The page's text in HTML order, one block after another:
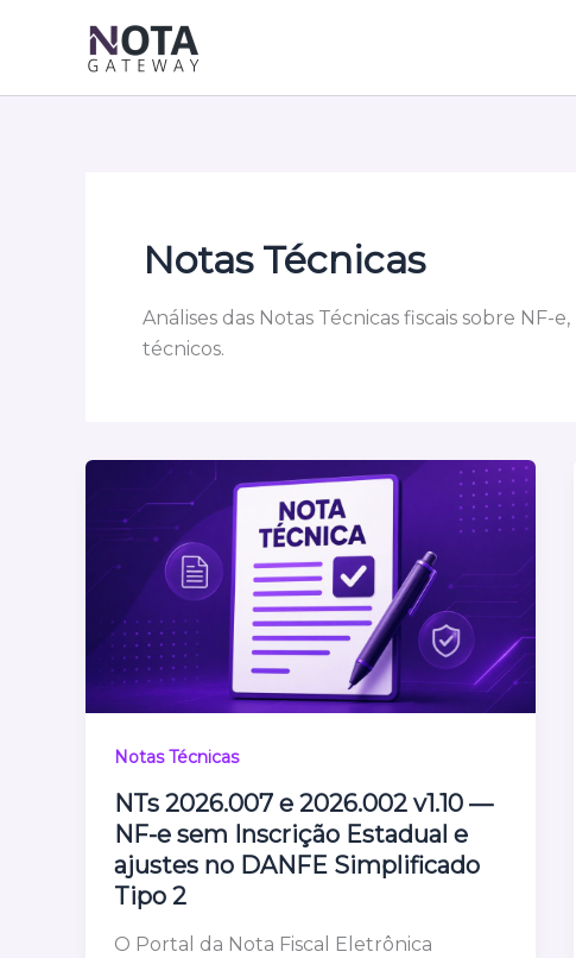
Notas Técnicas
Análises das Notas Técnicas fiscais sobre
técnicos.
Notas Técnicas
NTs 2026.007 e 2026.002 v1.10 —
NF-e sem Inscrição Estadual e
ajustes no DANFE Simplificado
Tipo 2
O Portal da Nota Fiscal Eletrônica